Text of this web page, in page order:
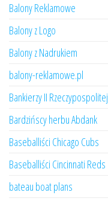
Balony Reklamowe
Balony z Logo
Balony z Nadrukiem
balony-reklamowe.pl
Bankierzy II Rzeczypospolitej
Bardzińscy herbu Abdank
Baseballiści Chicago Cubs
Baseballiści Cincinnati Reds
bateau boat plans